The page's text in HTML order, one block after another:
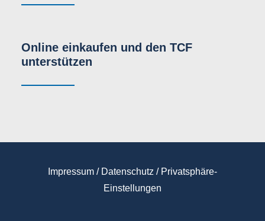
Online einkaufen und den TCF
unterstützen
Impressum / Datenschutz / Privatsphäre-
Einstellungen